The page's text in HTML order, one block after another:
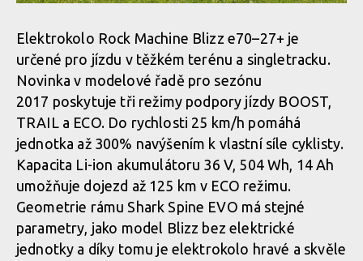
Elektrokolo Rock Machine Blizz e70–27+ je
určené pro jízdu v těžkém terénu a singletracku.
Novinka v modelové řadě pro sezónu
2017 poskytuje tři režimy podpory jízdy BOOST,
TRAIL a ECO. Do rychlosti 25 km/h pomáhá
jednotka až 300% navýšením k vlastní síle cyklisty.
Kapacita Li-ion akumulátoru 36 V, 504 Wh, 14 Ah
umožňuje dojezd až 125 km v ECO režimu.
Geometrie rámu Shark Spine EVO má stejné
parametry, jako model Blizz bez elektrické
jednotky a díky tomu je elektrokolo hravé a skvěle